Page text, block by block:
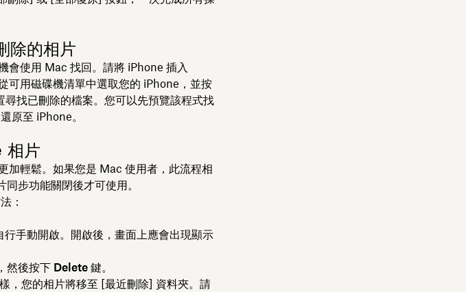
除的相片
會使用 Mac 找回。請將 iPhone 插入
可用磁碟機清單中選取您的 iPhone，並按
找已刪除的檔案。您可以先預覽該程式找
原至 iPhone。
相片
加輕鬆。如果您是 Mac 使用者，此流程相
步功能關閉後才可使用。
：
手動開啟。開啟後，畫面上應會出現顯示
然後按下 Delete鍵。
，您的相片將移至 [最近刪除] 資料夾。請